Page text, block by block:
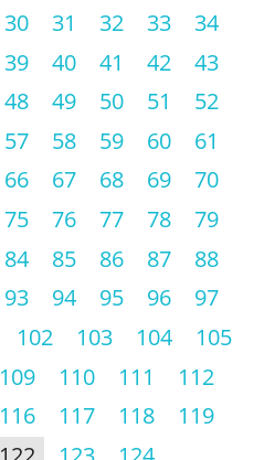
30 31 32 33
34
39 40 41 42
43
48 49 50 51
52
57 58 59 60
61
66 67 68 69
70
75 76 77 78
79
84 85 86 87
88
93 94 95 96
97
102 103 104
105
109 110 111
112
116 117 118
119